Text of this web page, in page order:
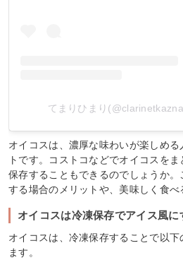
てまりひまり
オイコスは、濃厚な味わいが楽しめ
トです。コストコなどでオイコスを
保存することもできるのでしょうか
する場合のメリットや、美味しく食べ
オイコスは冷凍保存でアイス風に
オイコスは、冷凍保存することで以
ます。